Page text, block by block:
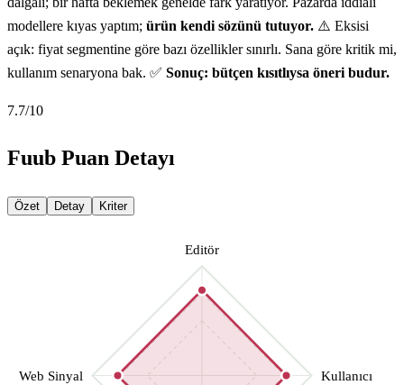
modellere kıyas yaptım; ürün kendi sözünü tutuyor. ⚠️ Eksisi
açık: fiyat segmentine göre bazı özellikler sınırlı. Sana göre kritik mi,
kullanım senaryona bak. ✅ Sonuç: bütçen kısıtlıysa öneri budur.
7.7/10
Fuub Puan Detayı
Özet Detay Kriter
Editör
Kullanıcı
Web Sinyal